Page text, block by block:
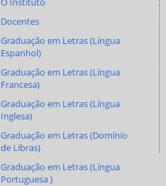
Docentes
Graduação em Letras (Língua
Espanhol)
Graduação em Letras (Língua
Francesa)
Graduação em Letras (Língua
Inglesa)
Graduação em Letras (Domínio
de Libras)
Graduação em Letras (Língua
Portuguesa )